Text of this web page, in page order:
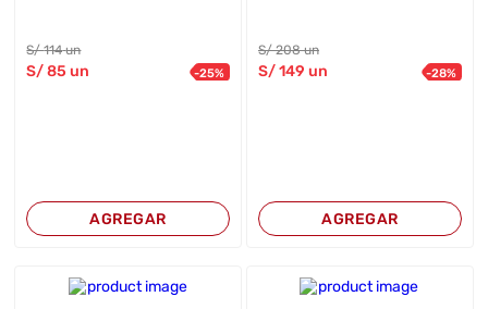
S/114 un
S/85 un -25%
AGREGAR
S/208 un
S/149 un -28%
AGREGAR